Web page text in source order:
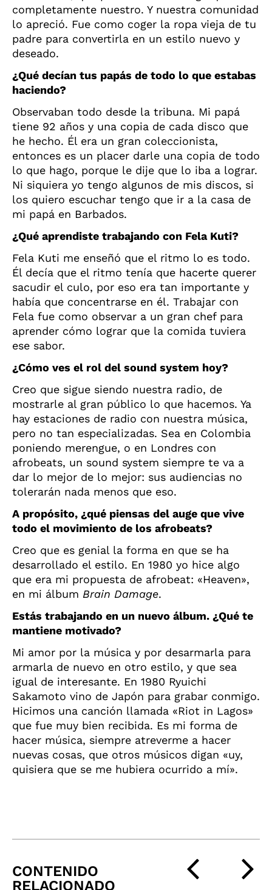
completamente nuestro. Y nuestra comunidad
lo apreció. Fue como coger la ropa vieja de tu
padre para convertirla en un estilo nuevo y
deseado.
¿Qué decían tus papás de todo lo que estabas
haciendo?
Observaban todo desde la tribuna. Mi papá
tiene 92 años y una copia de cada disco que
he hecho. Él era un gran coleccionista,
entonces es un placer darle una copia de todo
lo que hago, porque le dije que lo iba a lograr.
Ni siquiera yo tengo algunos de mis discos, si
los quiero escuchar tengo que ir a la casa de
mi papá en Barbados.
¿Qué aprendiste trabajando con Fela Kuti?
Fela Kuti me enseñó que el ritmo lo es todo.
Él decía que el ritmo tenía que hacerte querer
sacudir el culo, por eso era tan importante y
había que concentrarse en él. Trabajar con
Fela fue como observar a un gran chef para
aprender cómo lograr que la comida tuviera
ese sabor.
¿Cómo ves el rol del sound system hoy?
Creo que sigue siendo nuestra radio, de
mostrarle al gran público lo que hacemos. Ya
hay estaciones de radio con nuestra música,
pero no tan especializadas. Sea en Colombia
poniendo merengue, o en Londres con
afrobeats, un sound system siempre te va a
dar lo mejor de lo mejor: sus audiencias no
tolerarán nada menos que eso.
A propósito, ¿qué piensas del auge que vive
todo el movimiento de los afrobeats?
Creo que es genial la forma en que se ha
desarrollado el estilo. En 1980 yo hice algo
que era mi propuesta de afrobeat: «Heaven»,
en mi álbum Brain Damage.
Estás trabajando en un nuevo álbum. ¿Qué te
mantiene motivado?
Mi amor por la música y por desarmarla para
armarla de nuevo en otro estilo, y que sea
igual de interesante. En 1980 Ryuichi
Sakamoto vino de Japón para grabar conmigo.
Hicimos una canción llamada «Riot in Lagos»
que fue muy bien recibida. Es mi forma de
hacer música, siempre atreverme a hacer
nuevas cosas, que otros músicos digan «uy,
quisiera que se me hubiera ocurrido a mí».
CONTENIDO
RELACIONADO